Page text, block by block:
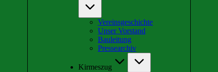
Vereinsgeschichte
Unser Vorstand
Bauleitung
Pressearchiv
Kirmeszug